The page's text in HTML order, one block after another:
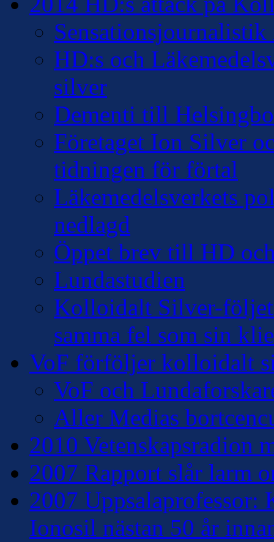
HD:s och
silver
Dementi till
Företaget Ion Silver
tidningen för förtal
Läkemedelsverkets
nedlagd
Öppet brev till HD
Lundastudien
Kolloidalt Silver-
samma fel som sin
VoF förföljer kolloidalt
VoF och
Aller Medias
2010 Vetenskapsradion
2007 Rapport slår larm
2007 Uppsalaprofessor:
Ionosil nästan 50 år